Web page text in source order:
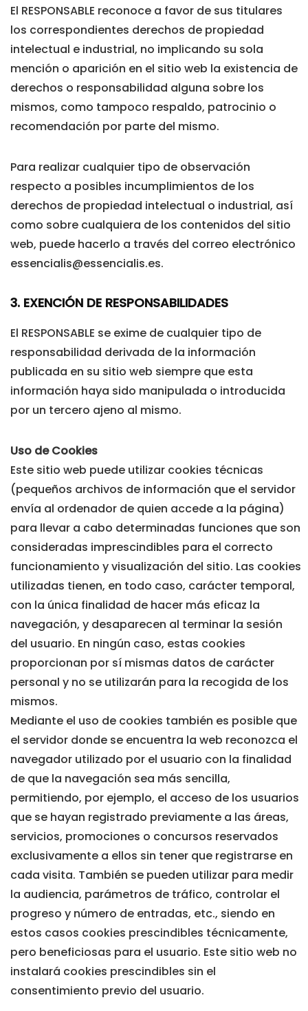
El RESPONSABLE reconoce a favor de sus titulares
los correspondientes derechos de propiedad
intelectual e industrial, no implicando su sola
mención o aparición en el sitio web la existencia de
derechos o responsabilidad alguna sobre los
mismos, como tampoco respaldo, patrocinio o
recomendación por parte del mismo.
Para realizar cualquier tipo de observación
respecto a posibles incumplimientos de los
derechos de propiedad intelectual o industrial, así
como sobre cualquiera de los contenidos del sitio
web, puede hacerlo a través del correo electrónico
essencialis@essencialis.es.
3. EXENCIÓN DE RESPONSABILIDADES
El RESPONSABLE se exime de cualquier tipo de
responsabilidad derivada de la información
publicada en su sitio web siempre que esta
información haya sido manipulada o introducida
por un tercero ajeno al mismo.
Uso de Cookies
Este sitio web puede utilizar cookies técnicas
(pequeños archivos de información que el servidor
envía al ordenador de quien accede a la página)
para llevar a cabo determinadas funciones que son
consideradas imprescindibles para el correcto
funcionamiento y visualización del sitio. Las cookies
utilizadas tienen, en todo caso, carácter temporal,
con la única finalidad de hacer más eficaz la
navegación, y desaparecen al terminar la sesión
del usuario. En ningún caso, estas cookies
proporcionan por sí mismas datos de carácter
personal y no se utilizarán para la recogida de los
mismos.
Mediante el uso de cookies también es posible que
el servidor donde se encuentra la web reconozca el
navegador utilizado por el usuario con la finalidad
de que la navegación sea más sencilla,
permitiendo, por ejemplo, el acceso de los usuarios
que se hayan registrado previamente a las áreas,
servicios, promociones o concursos reservados
exclusivamente a ellos sin tener que registrarse en
cada visita. También se pueden utilizar para medir
la audiencia, parámetros de tráfico, controlar el
progreso y número de entradas, etc., siendo en
estos casos cookies prescindibles técnicamente,
pero beneficiosas para el usuario. Este sitio web no
instalará cookies prescindibles sin el
consentimiento previo del usuario.